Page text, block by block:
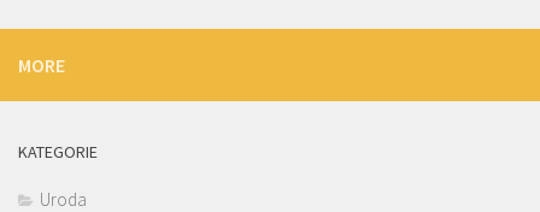
MORE
KATEGORIE
Uroda